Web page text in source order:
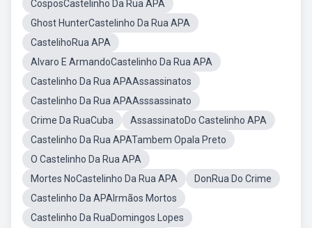
CosposCastelinho Da Rua APA
Ghost HunterCastelinho Da Rua APA
CastelihoRua APA
Alvaro E ArmandoCastelinho Da Rua APA
Castelinho Da Rua APAAssassinatos
Castelinho Da Rua APAAsssassinato
Crime Da RuaCuba
AssassinatoDo Castelinho APA
Castelinho Da Rua APATambem Opala Preto
O Castelinho Da Rua APA
Mortes NoCastelinho Da Rua APA
DonRua Do Crime
Castelinho Da APAIrmãos Mortos
Castelinho Da RuaDomingos Lopes